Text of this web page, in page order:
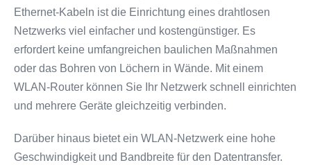
Ethernet-Kabeln ist die Einrichtung eines drahtlosen
Netzwerks viel einfacher und kostengünstiger. Es
erfordert keine umfangreichen baulichen Maßnahmen
oder das Bohren von Löchern in Wände. Mit einem
WLAN-Router können Sie Ihr Netzwerk schnell einrichten
und mehrere Geräte gleichzeitig verbinden.
Darüber hinaus bietet ein WLAN-Netzwerk eine hohe
Geschwindigkeit und Bandbreite für den Datentransfer.